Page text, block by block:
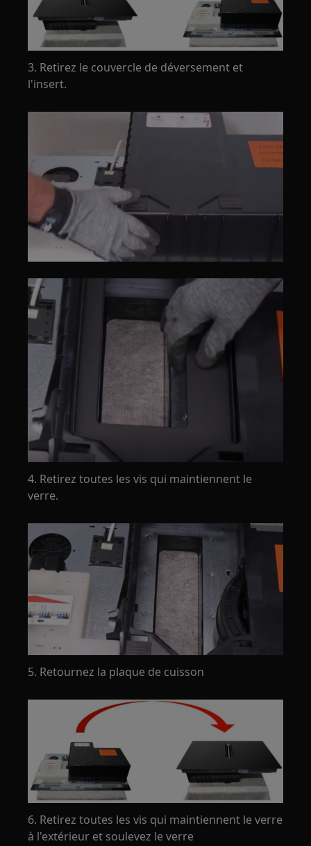
3. Retirez le couvercle de déversement et
l'insert.
4. Retirez toutes les vis qui maintiennent le
verre.
5. Retournez la plaque de cuisson
6. Retirez toutes les vis qui maintiennent le verre
à l'extérieur et soulevez le verre